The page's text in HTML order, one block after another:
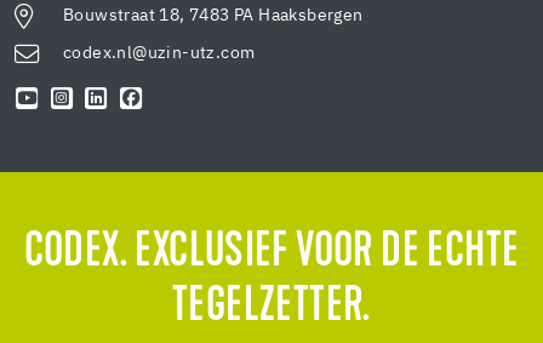
Bouwstraat 18, 7483 PA Haaksbergen
codex.nl@uzin-utz.com
CODEX. EXCLUSIEF VOOR DE ECHTE
TEGELZETTER.